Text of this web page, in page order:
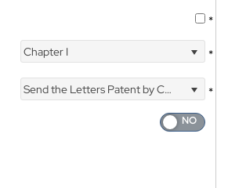
*
Chapter I *
Send the Letters Patent by Courier
*